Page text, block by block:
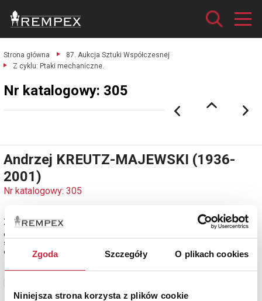
Zgoda Szczegóły O plikach cookies
Niniejsza strona korzysta z plików cookie
Strona główna
87. Aukcja Sztuki Współczesnej
Z cyklu: Ptaki mechaniczne.
Nr katalogowy: 305
Andrzej KREUTZ-MAJEWSKI (1936-
2001)
Nr katalogowy: 305
Z cyklu: Ptaki mechaniczne
olej, płótno; 101 x 120 cm;
sygn. p. d.: Andrzej Kreutz-Majewski.
estymacja: 10 000 - 13 000 zł